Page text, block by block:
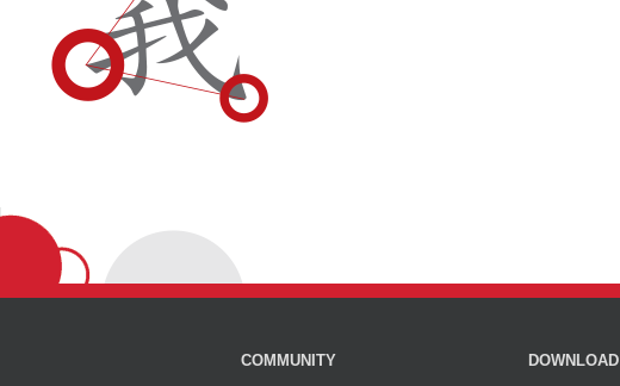
COMMUNITY DOWNLOAD